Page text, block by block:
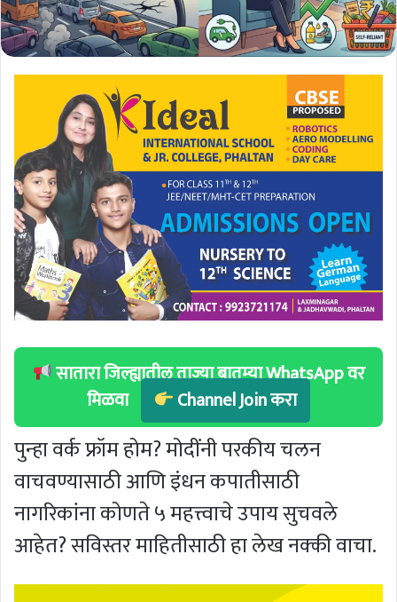
सातारा जिल्ह्यातील ताज्या बातम्या WhatsApp वर
मिळवा
Channel Join करा
पुन्हा वर्क फ्रॉम होम? मोदींनी परकीय चलन
वाचवण्यासाठी आणि इंधन कपातीसाठी
नागरिकांना कोणते ५ महत्त्वाचे उपाय सुचवले
आहेत? सविस्तर माहितीसाठी हा लेख नक्की वाचा.